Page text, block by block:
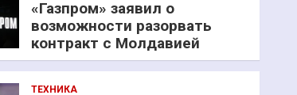
«Газпром» заявил о
возможности разорвать
контракт с Молдавией
ТЕХНИКА